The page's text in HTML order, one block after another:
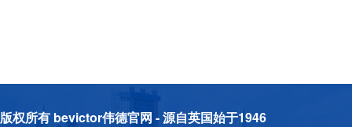
版权所有 bevictor伟德官网 - 源自英国始于1946